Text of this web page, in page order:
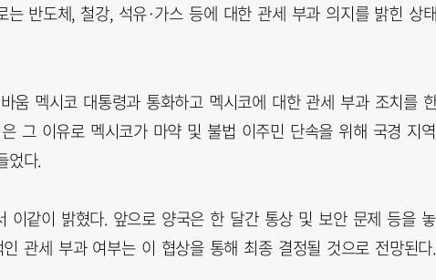
는 반도체, 철강, 석유·가스 등에 대한 관세 부과 의지를 밝힌 상
움 멕시코 대통령과 통화하고 멕시코에 대한 관세 부과 조치를
그 이유로 멕시코가 마약 및 불법 이주민 단속을 위해 국경 지역
었다.
이같이 밝혔다. 앞으로 양국은 한 달간 통상 및 보안 문제 등을 놓
관세 부과 여부는 이 협상을 통해 최종 결정될 것으로 전망된다.